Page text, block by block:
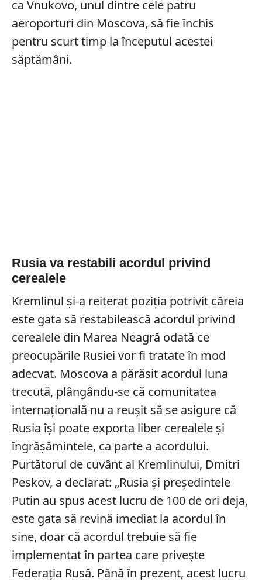
ca Vnukovo, unul dintre cele patru
aeroporturi din Moscova, să fie închis
pentru scurt timp la începutul acestei
săptămâni.
Rusia va restabili acordul privind
cerealele
Kremlinul și-a reiterat poziția potrivit căreia
este gata să restabilească acordul privind
cerealele din Marea Neagră odată ce
preocupările Rusiei vor fi tratate în mod
adecvat. Moscova a părăsit acordul luna
trecută, plângându-se că comunitatea
internațională nu a reușit să se asigure că
Rusia își poate exporta liber cerealele și
îngrășămintele, ca parte a acordului.
Purtătorul de cuvânt al Kremlinului, Dmitri
Peskov, a declarat: „Rusia și președintele
Putin au spus acest lucru de 100 de ori deja,
este gata să revină imediat la acordul în
sine, doar că acordul trebuie să fie
implementat în partea care privește
Federația Rusă. Până în prezent, acest lucru